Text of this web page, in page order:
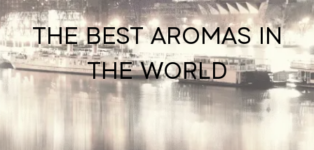
THE BEST AROMAS IN
THE WORLD